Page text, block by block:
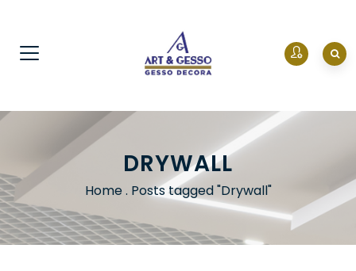
DRYWALL
Home. Posts tagged "Drywall"